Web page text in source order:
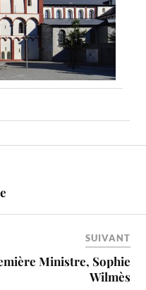
SUIVANT
Ministre, Sophie
Wilmès